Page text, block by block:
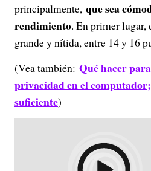
principalmente, que sea
rendimiento. En primer lugar,
grande y nítida, entre 14 y 16
(Vea también: Qué hacer
privacidad en el
suficiente)